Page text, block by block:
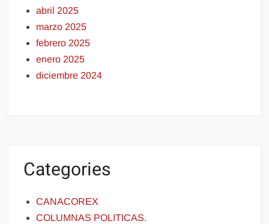
abril 2025
marzo 2025
febrero 2025
enero 2025
diciembre 2024
Categories
CANACOREX
COLUMNAS POLITICAS.